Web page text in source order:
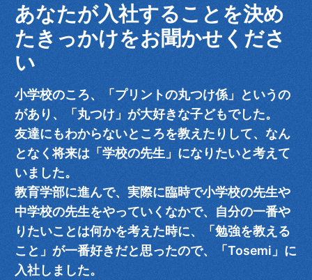
あなたが入社することを決め
たきっかけをお聞かせくださ
い
小学校のころ、「プリントの丸つけ係」というの
があり、「丸つけ」が大好きな子どもでした。
友達にもわからないところを教えたりして、なん
となく将来は「学校の先生」になりたいと考えて
いました。
教育学部に進んで、実際に臨時で小学校の先生や
中学校の先生をやっていくなかで、自分の一番や
りたいことは何かを考えた時に、「勉強を教える
こと」が一番好きだと思ったので、「Tosemi」に
入社しました。